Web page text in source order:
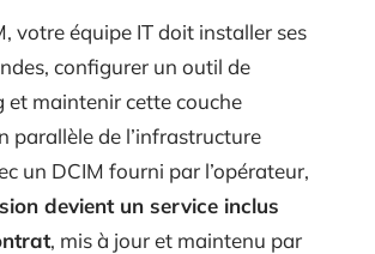
votre équipe IT doit installer ses
configurer un outil de
et maintenir cette couche
parallèle de l’infrastructure
un DCIM fourni par l’opérateur,
devient un service inclus
, mis à jour et maintenu par